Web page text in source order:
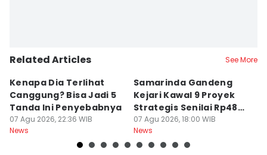
Related Articles See More
Kenapa Dia Terlihat
Canggung? Bisa Jadi 5
Tanda Ini Penyebabnya
07 Agu 2026, 22:36 WIB
News
Samarinda Gandeng
Kejari Kawal 9 Proyek
Strategis Senilai Rp48
Miliar
07 Agu 2026, 18:00 WIB
News